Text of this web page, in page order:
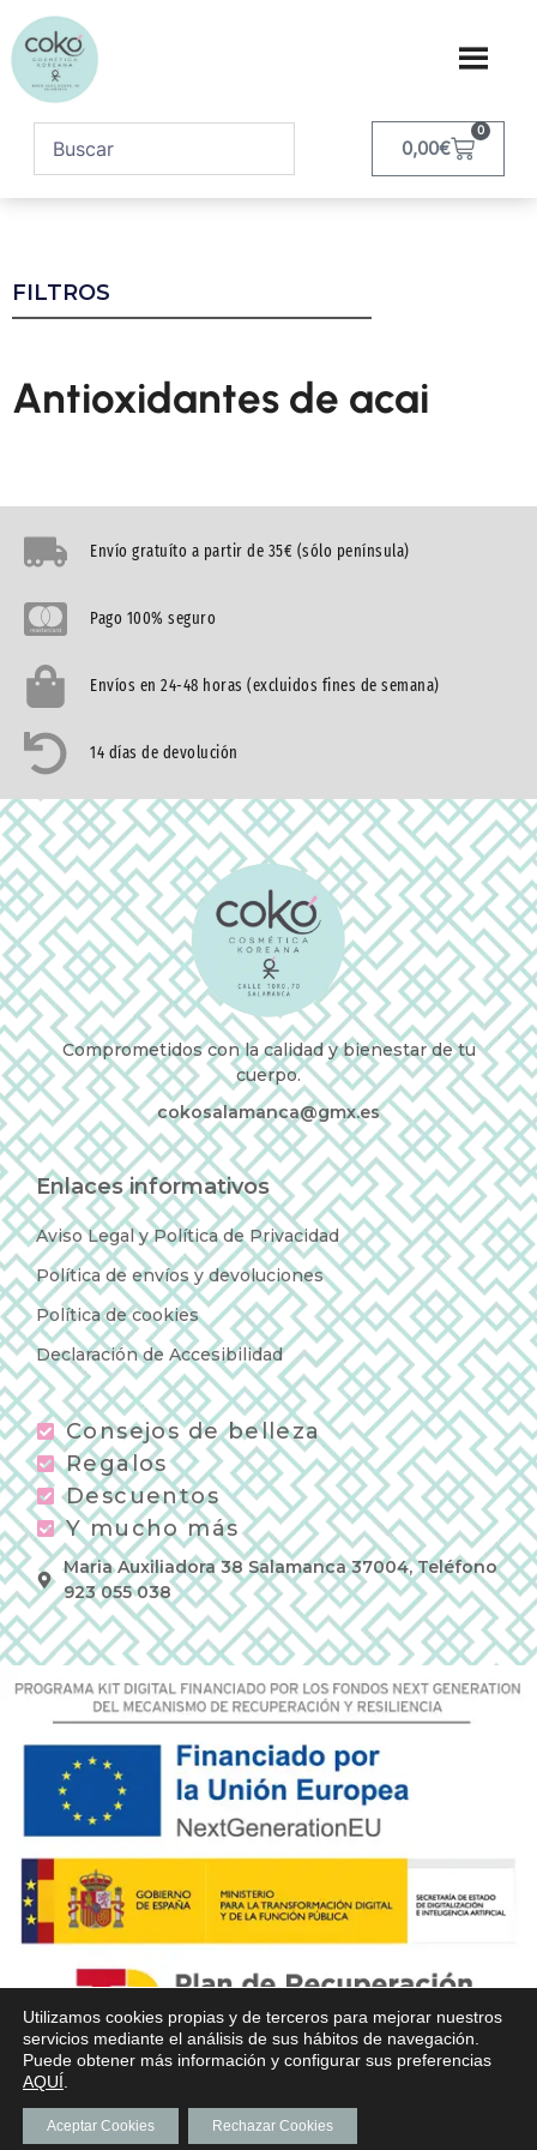
0,00€
0
FILTROS
Antioxidantes de acai
Envío gratuíto a partir de 35€ (sólo península)
Pago 100% seguro
Envíos en 24-48 horas (excluidos fines de semana)
14 días de devolución
Comprometidos con la calidad y bienestar de tu
cuerpo.
cokosalamanca@gmx.es
Enlaces informativos
Aviso Legal y Política de Privacidad
Política de envíos y devoluciones
Política de cookies
Declaración de Accesibilidad
Consejos de belleza
Regalos
Descuentos
Y mucho más
Maria Auxiliadora 38 Salamanca 37004, Teléfono
923 055 038
Utilizamos cookies propias y de terceros para mejorar nuestros
servicios mediante el análisis de sus hábitos de navegación.
Puede obtener más información y configurar sus preferencias
AQUÍ
Aceptar Cookies Rechazar Cookies